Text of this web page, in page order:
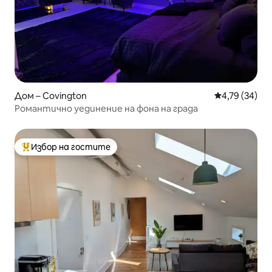
Дом – Covington Средна
4,79 (34)
Романтично уединение на фона на града
Най-популярен избор на гостите
Избор на гостите